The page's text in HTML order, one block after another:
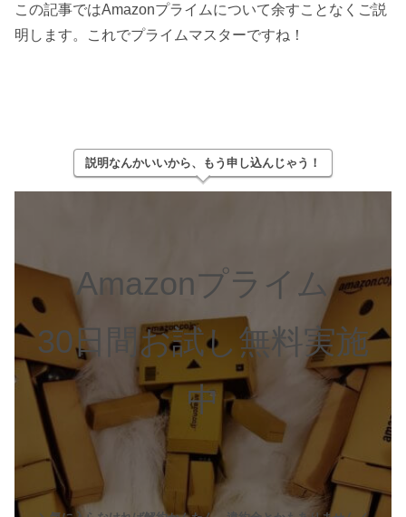
この記事ではAmazonプライムについて余すことなくご説
明します。これでプライムマスターですね！
説明なんかいいから、もう申し込んじゃう！
Amazonプライム
30日間お試し無料実施
中